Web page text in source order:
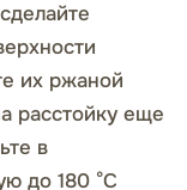
их ржаной
расстойку еще
в
до 180 °С